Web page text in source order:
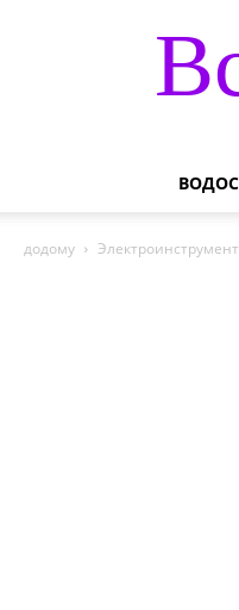
додому Электроинструмент